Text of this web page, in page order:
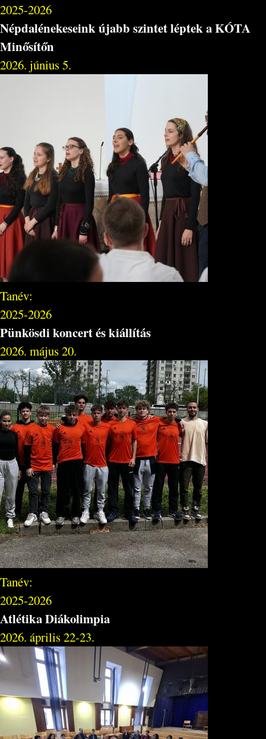
2025-2026
Népdalénekeseink újabb szintet léptek a KÓTA
Minősítőn
2026. június 5.
Tanév:
2025-2026
Pünkösdi koncert és kiállítás
2026. május 20.
Tanév:
2025-2026
Atlétika Diákolimpia
2026. április 22-23.